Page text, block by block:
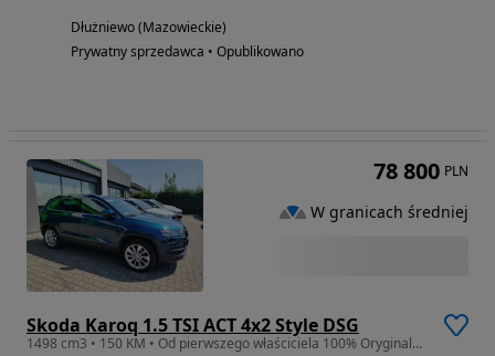
Dłużniewo (Mazowieckie)
Prywatny sprzedawca • Opublikowano
Skoda Karoq 1.5 TSI ACT 4x2 Style DSG
1498 cm3 • 150 KM • Od pierwszego właściciela 100% Oryginalny lakier, serwis ASO
78 800 PLN
W granicach średniej